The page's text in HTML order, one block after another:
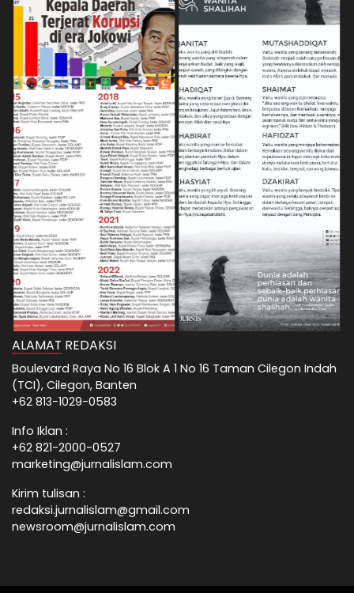
ALAMAT REDAKSI
Boulevard Raya No 16 Blok A 1 No 16 Taman Cilegon Indah
(TCI), Cilegon, Banten
+62 813-1029-0583
Info Iklan :
+62 821-2000-0527
marketing@jurnalislam.com
Kirim tulisan :
redaksi.jurnalislam@gmail.com
newsroom@jurnalislam.com